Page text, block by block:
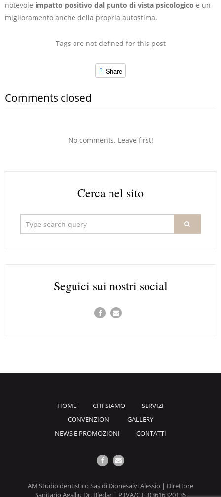
notevole impatto positivo dal punto di vista psicologico e un
miglioramento anche della propria autostima.
Tags are not defined for this post
Share
Comments closed
No comments. Leave first!
Cerca nel sito
Seguici sui nostri social
HOME CHI SIAMO
SERVIZI
CONVENZIONI
GALLERY
NEWS E PROMOZIONI
CONTATTI
AM Studio dentistico Sas di Dionesalvi Alessio | Direttore
Sanitario Agalliu Dr. Bledar | P.IVA/C.F.:03616320135